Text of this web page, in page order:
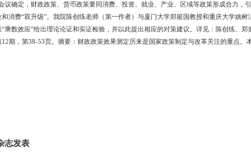
议确定，财政政策、货币政策要同消费、投资、就业、产业、区域等政策形成合力，
消费“双升级”。我院陈创练老师（第一作者）与厦门大学郑挺国教授和重庆大学姚
数效应”给出理论论证和实证检验，并以此提出相应的对策建议。详见：陈创练、
期，第38-53页。摘要：财政政策效果测定历来是国家政策制定与改革关注的重点。
志发表